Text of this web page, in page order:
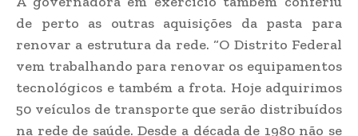
de perto as outras aquisições da pasta para
renovar a estrutura da rede. “O Distrito Federal
vem trabalhando para renovar os equipamentos
tecnológicos e também a frota. Hoje adquirimos
50 veículos de transporte que serão distribuídos
na rede de saúde. Desde a década de 1980 não se